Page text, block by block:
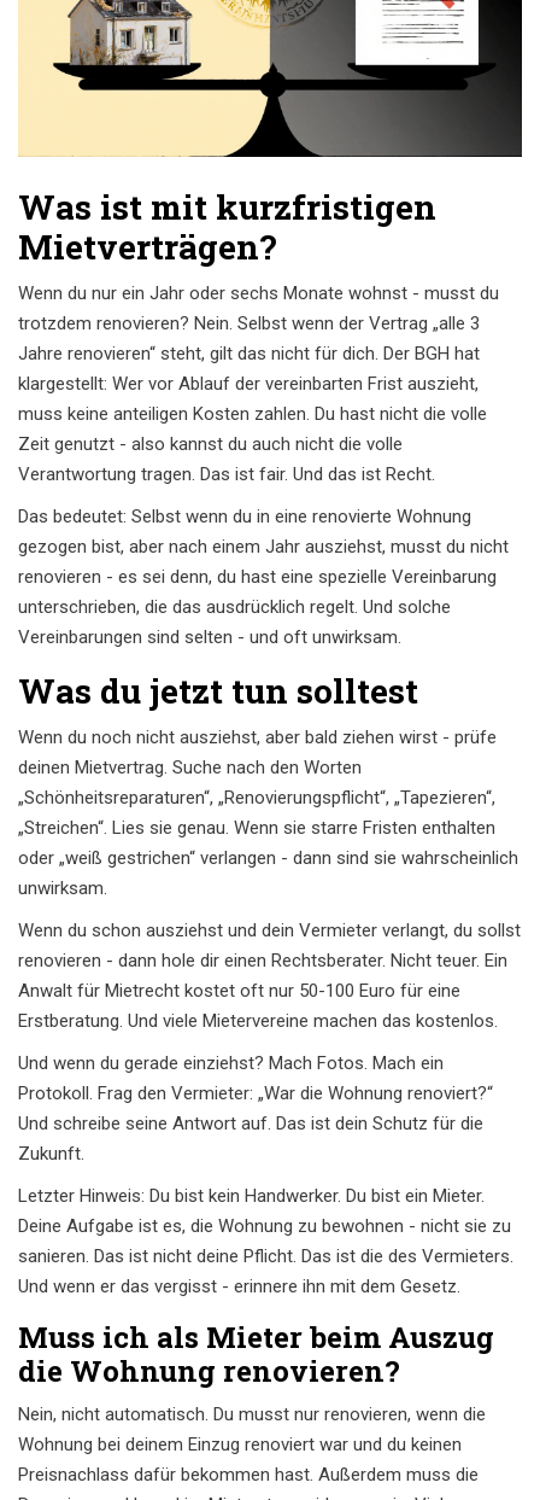
Was ist mit kurzfristigen
Mietverträgen?
Wenn du nur ein Jahr oder sechs Monate wohnst - musst du
trotzdem renovieren? Nein. Selbst wenn der Vertrag „alle 3
Jahre renovieren“ steht, gilt das nicht für dich. Der BGH hat
klargestellt: Wer vor Ablauf der vereinbarten Frist auszieht,
muss keine anteiligen Kosten zahlen. Du hast nicht die volle
Zeit genutzt - also kannst du auch nicht die volle
Verantwortung tragen. Das ist fair. Und das ist Recht.
Das bedeutet: Selbst wenn du in eine renovierte Wohnung
gezogen bist, aber nach einem Jahr ausziehst, musst du nicht
renovieren - es sei denn, du hast eine spezielle Vereinbarung
unterschrieben, die das ausdrücklich regelt. Und solche
Vereinbarungen sind selten - und oft unwirksam.
Was du jetzt tun solltest
Wenn du noch nicht ausziehst, aber bald ziehen wirst - prüfe
deinen Mietvertrag. Suche nach den Worten
„Schönheitsreparaturen“, „Renovierungspflicht“, „Tapezieren“,
„Streichen“. Lies sie genau. Wenn sie starre Fristen enthalten
oder „weiß gestrichen“ verlangen - dann sind sie wahrscheinlich
unwirksam.
Wenn du schon ausziehst und dein Vermieter verlangt, du sollst
renovieren - dann hole dir einen Rechtsberater. Nicht teuer. Ein
Anwalt für Mietrecht kostet oft nur 50-100 Euro für eine
Erstberatung. Und viele Mietervereine machen das kostenlos.
Und wenn du gerade einziehst? Mach Fotos. Mach ein
Protokoll. Frag den Vermieter: „War die Wohnung renoviert?“
Und schreibe seine Antwort auf. Das ist dein Schutz für die
Zukunft.
Letzter Hinweis: Du bist kein Handwerker. Du bist ein Mieter.
Deine Aufgabe ist es, die Wohnung zu bewohnen - nicht sie zu
sanieren. Das ist nicht deine Pflicht. Das ist die des Vermieters.
Und wenn er das vergisst - erinnere ihn mit dem Gesetz.
Muss ich als Mieter beim Auszug
die Wohnung renovieren?
Nein, nicht automatisch. Du musst nur renovieren, wenn die
Wohnung bei deinem Einzug renoviert war und du keinen
Preisnachlass dafür bekommen hast. Außerdem muss die